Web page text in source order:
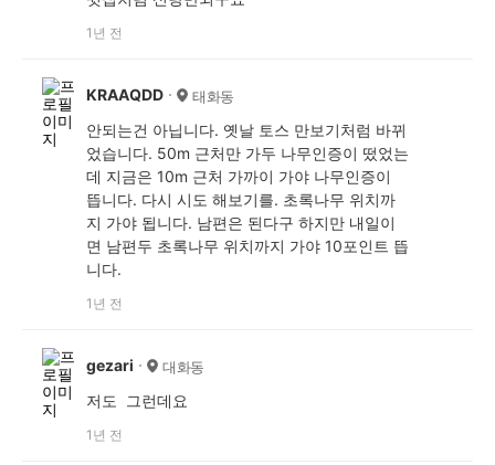
1년 전
KRAAQDD 태화동
안되는건 아닙니다. 옛날 토스 만보기처럼 바뀌
었습니다. 50m 근처만 가두 나무인증이 떴었는
데 지금은 10m 근처 가까이 가야 나무인증이
뜹니다. 다시 시도 해보기를. 초록나무 위치까
지 가야 됩니다. 남편은 된다구 하지만 내일이
면 남편두 초록나무 위치까지 가야 10포인트 뜹
니다.
1년 전
gezari 대화동
저도 그런데요
1년 전